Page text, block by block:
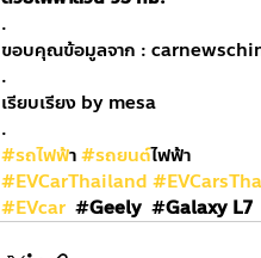
.
ขอบคุณข้อมูลจาก :
.
เรียบเรียง by mesa
.
#รถไฟฟ้า #รถยนต์ไฟฟ้า
#EVCarThailand
#EVcar #Geely #Galaxy L7